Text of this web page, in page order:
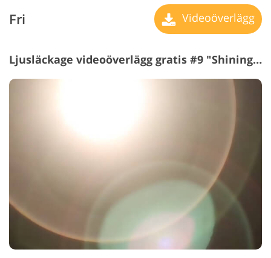
Fri Videoöverlägg
Ljusläckage videoöverlägg gratis #9 "Shining Moment"